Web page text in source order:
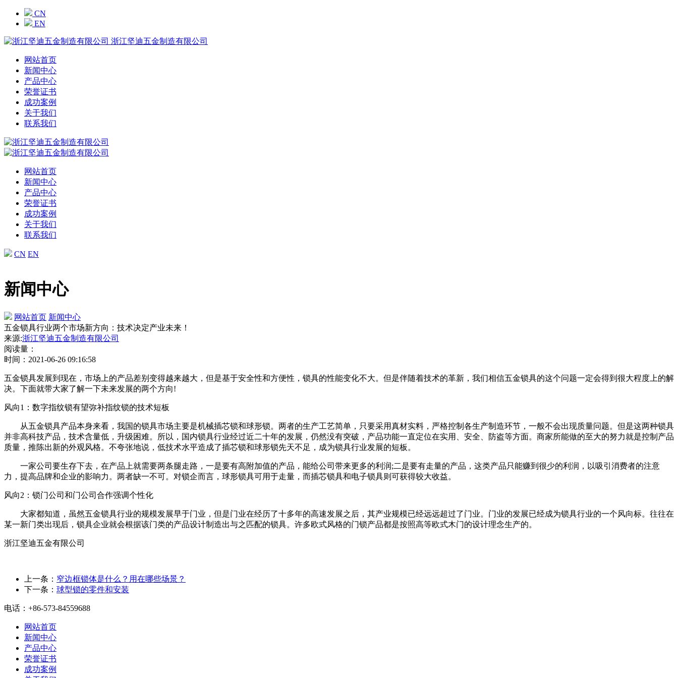
CN
EN
浙江坚迪五金制造有限公司
网站首页
新闻中心
产品中心
荣誉证书
成功案例
关于我们
联系我们
网站首页
新闻中心
产品中心
荣誉证书
成功案例
关于我们
联系我们
CN EN
新闻中心
网站首页 新闻中心
五金锁具行业两个市场新方向：技术决定产业未来！
来源:浙江坚迪五金制造有限公司
阅读量：
时间：2021-06-26 09:16:58
五金锁具发展到现在，市场上的产品差别变得越来越大，但是基于安全性和方便性，锁具的性能变化不大。但是伴随着技术的革新，我们相信五金锁具的这个问题一定会得到很大程度上的解
决。下面就带大家了解一下未来发展的两个方向!
风向1：数字指纹锁有望弥补指纹锁的技术短板
从五金锁具产品本身来看，我国的锁具市场主要是机械插芯锁和球形锁。两者的生产工艺简单，只要采用真材实料，严格控制各生产制造环节，一般不会出现质量问题。但是这两种锁具
并非高科技产品，技术含量低，升级困难。所以，国内锁具行业经过近二十年的发展，仍然没有突破，产品功能一直定位在实用、安全、防盗等方面。商家所能做的至大的努力就是控制产品
质量，推陈出新的外观风格。不夸张地说，低技术水平造成了插芯锁和球形锁先天不足，成为锁具行业发展的短板。
一家公司要生存下去，在产品上就需要两条腿走路，一是要有高附加值的产品，能给公司带来更多的利润;二是要有走量的产品，这类产品只能赚到很少的利润，以吸引消费者的注意
力，提高品牌和企业的影响力。两者缺一不可。对锁企而言，球形锁具可用于走量，而插芯锁具和电子锁具则可获得较大收益。
风向2：锁门公司和门公司合作强调个性化
大家都知道，虽然五金锁具行业的规模发展早于门业，但是门业在经历了十多年的高速发展之后，其产业规模已经远远超过了门业。门业的发展已经成为锁具行业的一个风向标。往往在
某一新门类出现后，锁具企业就会根据该门类的产品设计制造出与之匹配的锁具。许多欧式风格的门锁产品都是按照高等欧式木门的设计理念生产的。
浙江坚迪五金有限公司
上一条 ： 窄边框锁体是什么？用在哪些场景？
下一条 ： 球型锁的零件和安装
电话：+86-573-84559688
网站首页
新闻中心
产品中心
荣誉证书
成功案例